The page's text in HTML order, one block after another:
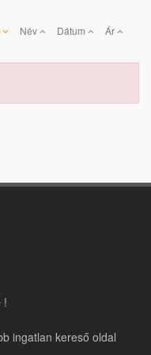
Név Dátum Ár
!
ingatlan kereső oldal